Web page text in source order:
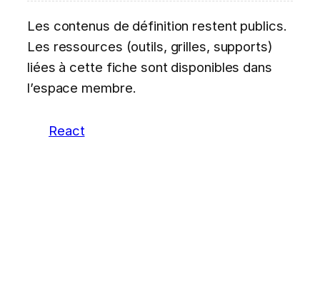
Les contenus de définition restent publics.
Les ressources (outils, grilles, supports)
liées à cette fiche sont disponibles dans
l’espace membre.
React